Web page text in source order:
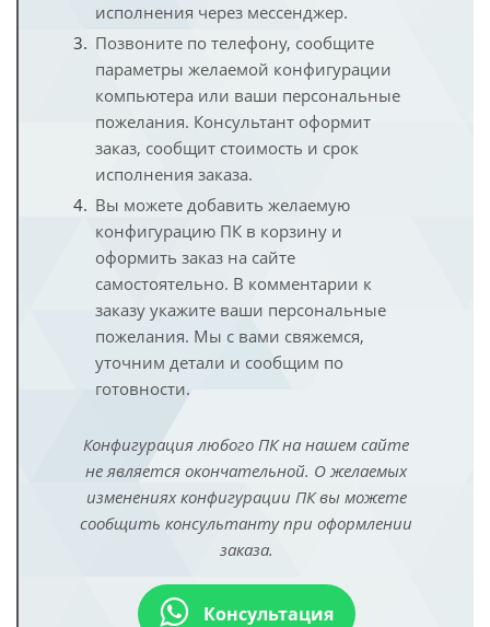
исполнения через мессенджер.
Позвоните по телефону, сообщите
параметры желаемой конфигурации
компьютера или ваши персональные
пожелания. Консультант оформит
заказ, сообщит стоимость и срок
исполнения заказа.
Вы можете добавить желаемую
конфигурацию ПК в корзину и
оформить заказ на сайте
самостоятельно. В комментарии к
заказу укажите ваши персональные
пожелания. Мы с вами свяжемся,
уточним детали и сообщим по
готовности.
Конфигурация любого ПК на нашем сайте
не является окончательной. О желаемых
изменениях конфигурации ПК вы можете
сообщить консультанту при оформлении
заказа.
Консультация